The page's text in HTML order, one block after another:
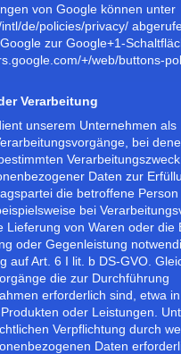
von Google können unter
de/policies/privacy/
zur Google+1-
+/web/buttons-
Verarbeitung
unserem Unternehmen als
bei
Daten zur
die betroffene Person
bei
Lieferung von Waren oder die
oder Gegenleistung
auf Art. 6 I lit. b DS-GVO.
die zur Durchführung
erforderlich sind, etwa
oder Leistungen.
Verpflichtung durch
Daten